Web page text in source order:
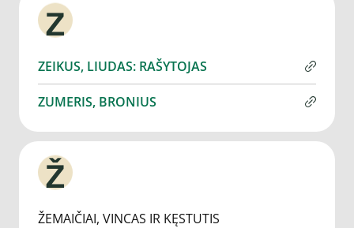
Z
ZEIKUS, LIUDAS: RAŠYTOJAS
ZUMERIS, BRONIUS
Ž
ŽEMAIČIAI, VINCAS IR KĘSTUTIS